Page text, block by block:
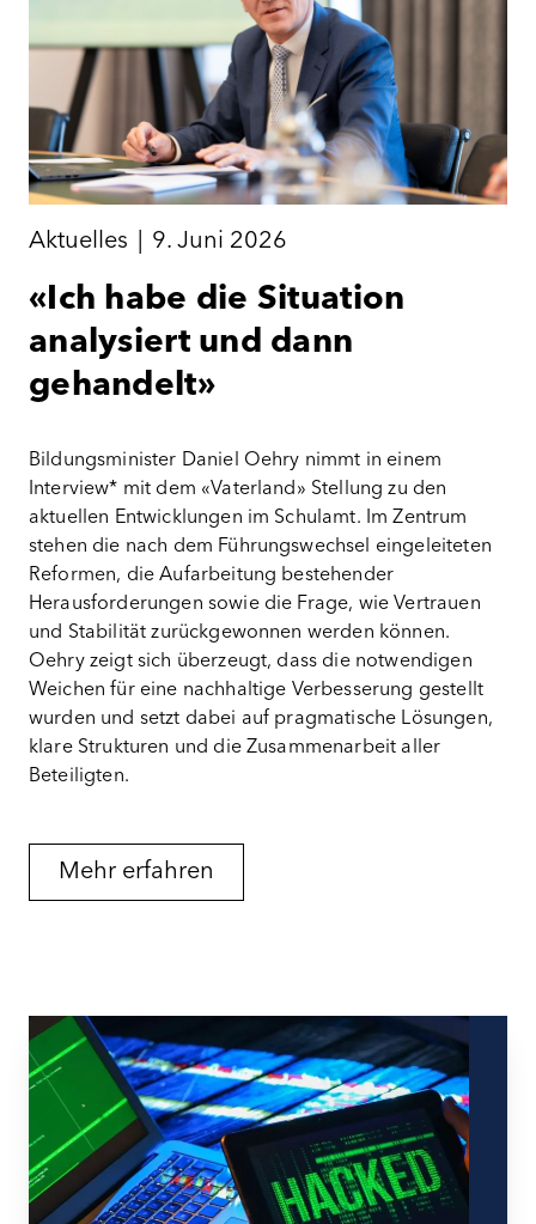
Aktuelles 9. Juni 2026
«Ich habe die Situation
analysiert und dann
gehandelt»
Bildungsminister Daniel Oehry nimmt in einem
Interview* mit dem «Vaterland» Stellung zu den
aktuellen Entwicklungen im Schulamt. Im Zentrum
stehen die nach dem Führungswechsel eingeleiteten
Reformen, die Aufarbeitung bestehender
Herausforderungen sowie die Frage, wie Vertrauen
und Stabilität zurückgewonnen werden können.
Oehry zeigt sich überzeugt, dass die notwendigen
Weichen für eine nachhaltige Verbesserung gestellt
wurden und setzt dabei auf pragmatische Lösungen,
klare Strukturen und die Zusammenarbeit aller
Beteiligten.
Mehr erfahren